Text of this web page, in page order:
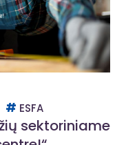
ESFA
sektoriniame